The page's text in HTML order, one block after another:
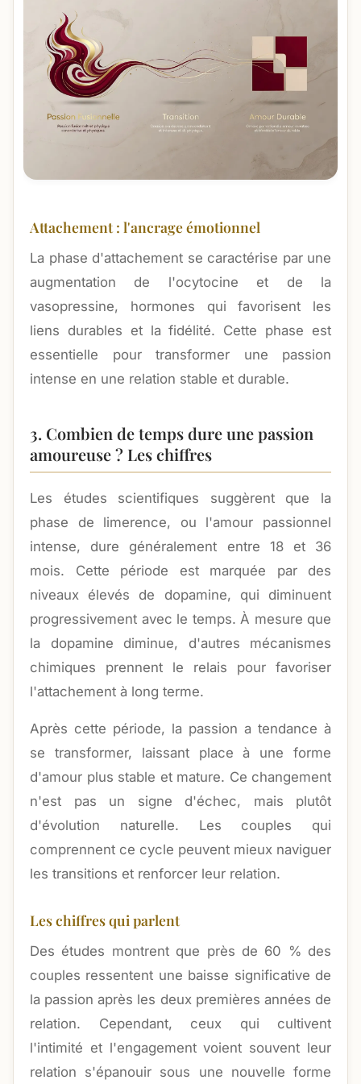
Attachement : l'ancrage émotionnel
La phase d'attachement se caractérise par une
augmentation de l'ocytocine et de la
vasopressine, hormones qui favorisent les
liens durables et la fidélité. Cette phase est
essentielle pour transformer une passion
intense en une relation stable et durable.
3. Combien de temps dure une passion
amoureuse ? Les chiffres
Les études scientifiques suggèrent que la
phase de limerence, ou l'amour passionnel
intense, dure généralement entre 18 et 36
mois. Cette période est marquée par des
niveaux élevés de dopamine, qui diminuent
progressivement avec le temps. À mesure que
la dopamine diminue, d'autres mécanismes
chimiques prennent le relais pour favoriser
l'attachement à long terme.
Après cette période, la passion a tendance à
se transformer, laissant place à une forme
d'amour plus stable et mature. Ce changement
n'est pas un signe d'échec, mais plutôt
d'évolution naturelle. Les couples qui
comprennent ce cycle peuvent mieux naviguer
les transitions et renforcer leur relation.
Les chiffres qui parlent
Des études montrent que près de 60 % des
couples ressentent une baisse significative de
la passion après les deux premières années de
relation. Cependant, ceux qui cultivent
l'intimité et l'engagement voient souvent leur
relation s'épanouir sous une nouvelle forme